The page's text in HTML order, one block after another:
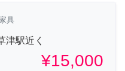
具
津駅近く
¥15,000